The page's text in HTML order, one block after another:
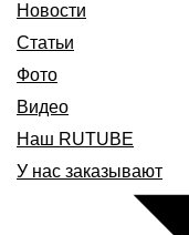
Новости
Статьи
Фото
Видео
Наш RUTUBE
У нас заказывают